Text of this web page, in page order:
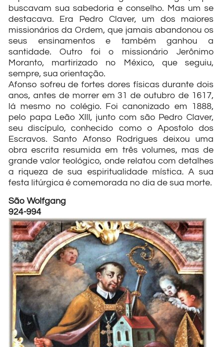
buscavam sua sabedoria e conselho. Mas um se
destacava. Era Pedro Claver, um dos maiores
missionários da Ordem, que jamais abandonou os
seus ensinamentos e também ganhou a
santidade. Outro foi o missionário Jerônimo
Moranto, martirizado no México, que seguiu,
sempre, sua orientação.
Afonso sofreu de fortes dores físicas durante dois
anos, antes de morrer em 31 de outubro de 1617,
lá mesmo no colégio. Foi canonizado em 1888,
pelo papa Leão XIII, junto com são Pedro Claver,
seu discípulo, conhecido como o Apostolo dos
Escravos. Santo Afonso Rodrigues deixou uma
obra escrita resumida em três volumes, mas de
grande valor teológico, onde relatou com detalhes
a riqueza de sua espiritualidade mística. A sua
festa litúrgica é comemorada no dia de sua morte.
São Wolfgang
924-994